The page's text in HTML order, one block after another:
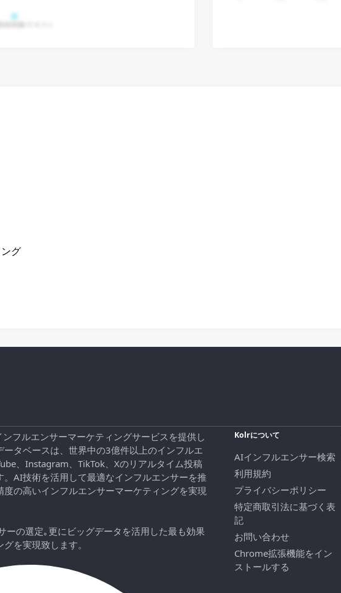
グ
フルエンサーマーケティングサービスを提供し
タベースは、世界中の3億件以上のインフルエ
、Instagram、TikTok、Xのリアルタイム投稿
AI技術を活用して最適なインフルエンサーを推
の高いインフルエンサーマーケティングを実現
ーの選定｡更にビッグデータを活用した最も効果
を実現致します。
Kolrについて
AIインフルエンサー検索
利用規約
プライバシーポリシー
特定商取引法に基づく表
記
お問い合わせ
Chrome拡張機能をイン
ストールする